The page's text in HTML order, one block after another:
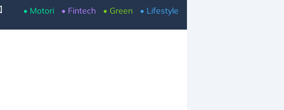
• Motori • Fintech • Green • Lifestyle